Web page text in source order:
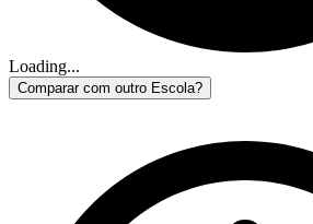
Loading...
Comparar com outro Escola?